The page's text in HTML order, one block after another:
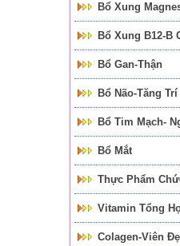
Bổ Xung
Bổ Xung B12-B
Bổ Gan-Thận
Bổ Não-Tăng
Bổ Tim Mạch-
Bổ Mắt
Thực Phẩm
Vitamin Tổng
Colagen-Viên